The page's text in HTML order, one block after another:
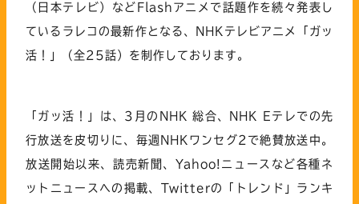
（日本テレビ）などFlashアニメで話題作を続々発表し
ているラレコの最新作となる、NHKテレビアニメ「ガッ
活！」（全25話）を制作しております。
「ガッ活！」は、3月のNHK 総合、NHK Eテレでの先
行放送を皮切りに、毎週NHKワンセグ2で絶賛放送中。
放送開始以来、読売新聞、Yahoo!ニュースなど各種ネ
ットニュースへの掲載、Twitterの「トレンド」ランキ